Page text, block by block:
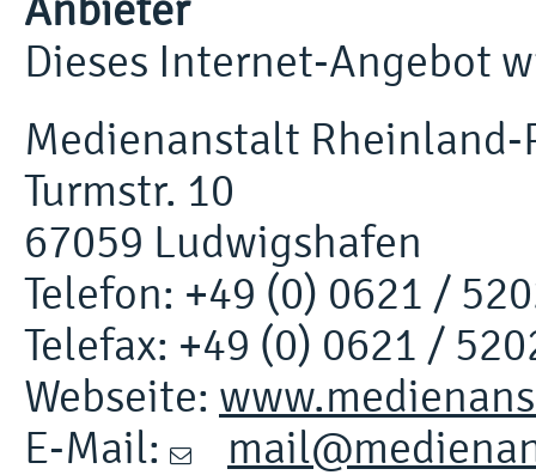
Dieses Internet-Angebot
Medienanstalt Rheinland-
Turmstr. 10
67059 Ludwigshafen
Telefon: +49 (0) 0621 /
Telefax: +49 (0) 0621 /
Webseite:
E-Mail: